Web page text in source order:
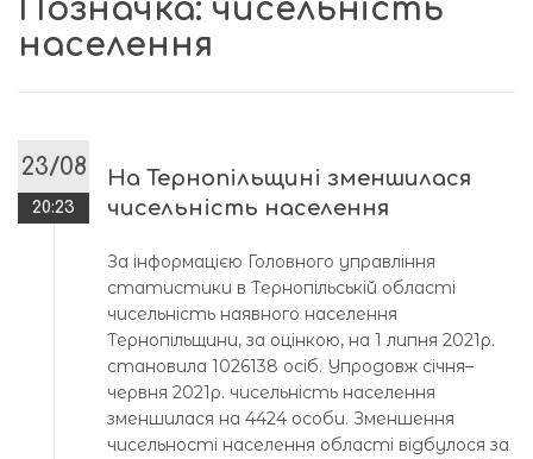
Позначка: чисельність
населення
23/08
20:23
На Тернопільщині зменшилася
чисельність населення
За інформацією Головного управління
статистики в Тернопільській області
чисельність наявного населення
Тернопільщини, за оцінкою, на 1 липня 2021р.
становила 1026138 осіб. Упродовж січня–
червня 2021р. чисельність населення
зменшилася на 4424 особи. Зменшення
чисельності населення області відбулося за